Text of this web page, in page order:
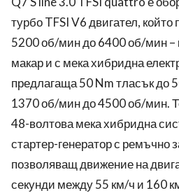
турбо TFSI V6 двигател, който
5200 об/мин до 6400 об/мин –
макар и с мека хибридна
предлагаща 50 Nm тласък до
1370 об/мин до 4500 об/мин.
48-волтова мека хибридна
стартер-генератор с ремъчно
позволяващ движение на
секунди между 55 км/ч и 160